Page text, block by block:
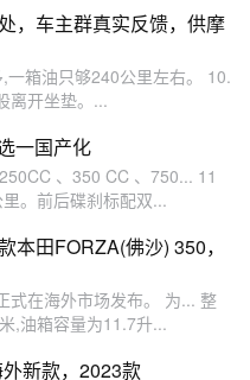
，车主群真实反馈，供摩
箱油只够240公里左右。 10.
离开坐垫。...
一国产化
、350 CC 、750... 11
。前后碟刹标配双...
本田FORZA(佛沙) 350，
式在海外市场发布。 为... 整
,油箱容量为11.7升...
新款，2023款